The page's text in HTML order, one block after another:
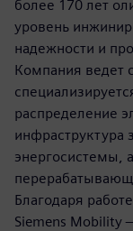
более 170 лет
уровень
надежности и
Компания ведет
распределение
инфраструктура
энергосистемы,
Благодаря
Siemens Mobility